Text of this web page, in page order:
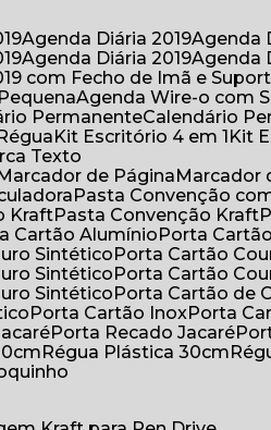
Agenda Diária 2019
Agenda
Agenda Diária 2019
Agenda
com Fecho de Imã e
Agenda Wire-o com
Permanente
Calendário
Kit Escritório 4 em 1
Kit
Texto
Marcador de Página
Pasta Convenção
Kraft Pasta Convenção Kraft
Cartão Alumínio
Porta
Sintético
Porta Cartão
Sintético
Porta Cartão
Sintético
Porta Cartão de
Porta Cartão Inox
Porta
Porta Recado Jacaré
Régua Plástica 30cm